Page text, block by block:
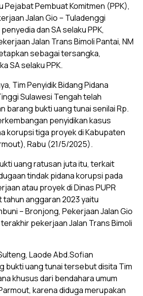
Pejabat Pembuat Komitmen (PPK),
Jalan Gio – Tuladenggi
dan SA selaku PPK,
Jalan Trans Bimoli Pantai, NM
sebagai tersangka,
SA selaku PPK.
Tim Penyidik Bidang Pidana
Sulawesi Tengah telah
barang bukti uang tunai senilai Rp.
penyidikan kasus
korupsi tiga proyek di Kabupaten
Rabu (21/5/2025).
uang ratusan juta itu, terkait
tindak pidana korupsi pada
atau proyek di Dinas PUPR
anggaran 2023 yaitu
– Bronjong, Pekerjaan Jalan Gio
pekerjaan Jalan Trans Bimoli
Laode Abd.Sofian
bukti uang tunai tersebut disita Tim
khusus dari bendahara umum
karena diduga merupakan